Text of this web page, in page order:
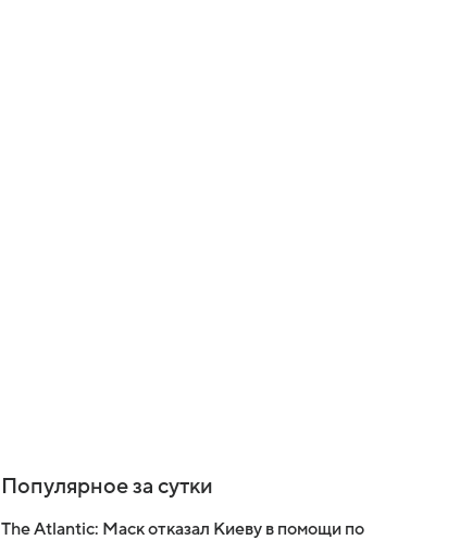
Популярное за сутки
The Atlantic: Маск отказал Киеву в помощи по